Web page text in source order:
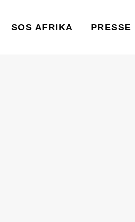
SOS AFRIKA PRESSE